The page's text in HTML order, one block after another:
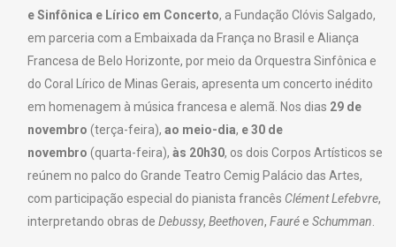
e Sinfônica e Lírico em Concerto, a Fundação Clóvis Salgado,
em parceria com a Embaixada da França no Brasil e Aliança
Francesa de Belo Horizonte, por meio da Orquestra Sinfônica e
do Coral Lírico de Minas Gerais, apresenta um concerto inédito
em homenagem à música francesa e alemã. Nos dias 29 de
novembro (terça-feira), ao meio-dia, e 30 de
novembro (quarta-feira), às 20h30, os dois Corpos Artísticos se
reúnem no palco do Grande Teatro Cemig Palácio das Artes,
com participação especial do pianista francês Clément Lefebvre,
interpretando obras de Debussy, Beethoven, Fauré e Schumman